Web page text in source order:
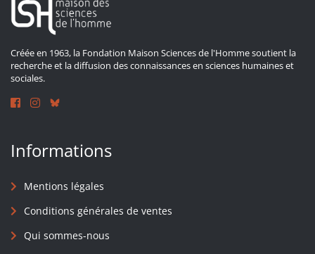
Créée en 1963, la Fondation Maison Sciences de l'Homme soutient la
recherche et la diffusion des connaissances en sciences humaines et
sociales.
Informations
Mentions légales
Conditions générales de ventes
Qui sommes-nous